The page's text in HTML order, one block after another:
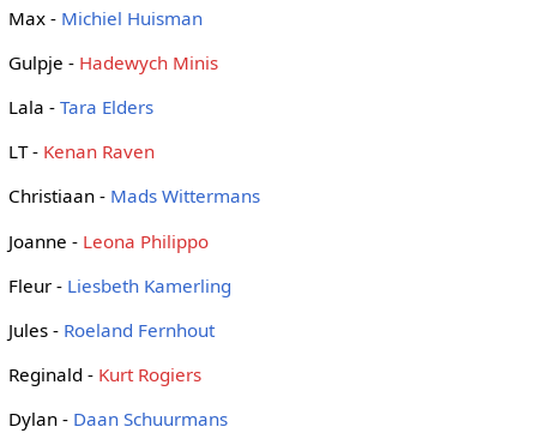
Max - Michiel Huisman
Gulpje - Hadewych Minis
Lala - Tara Elders
LT - Kenan Raven
Christiaan - Mads Wittermans
Joanne - Leona Philippo
Fleur - Liesbeth Kamerling
Jules - Roeland Fernhout
Reginald - Kurt Rogiers
Dylan - Daan Schuurmans